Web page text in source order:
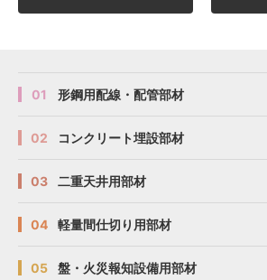
01 形鋼用配線・配管部材
02 コンクリート埋設部材
03 二重天井用部材
04 軽量間仕切り用部材
05 盤・火災報知設備用部材